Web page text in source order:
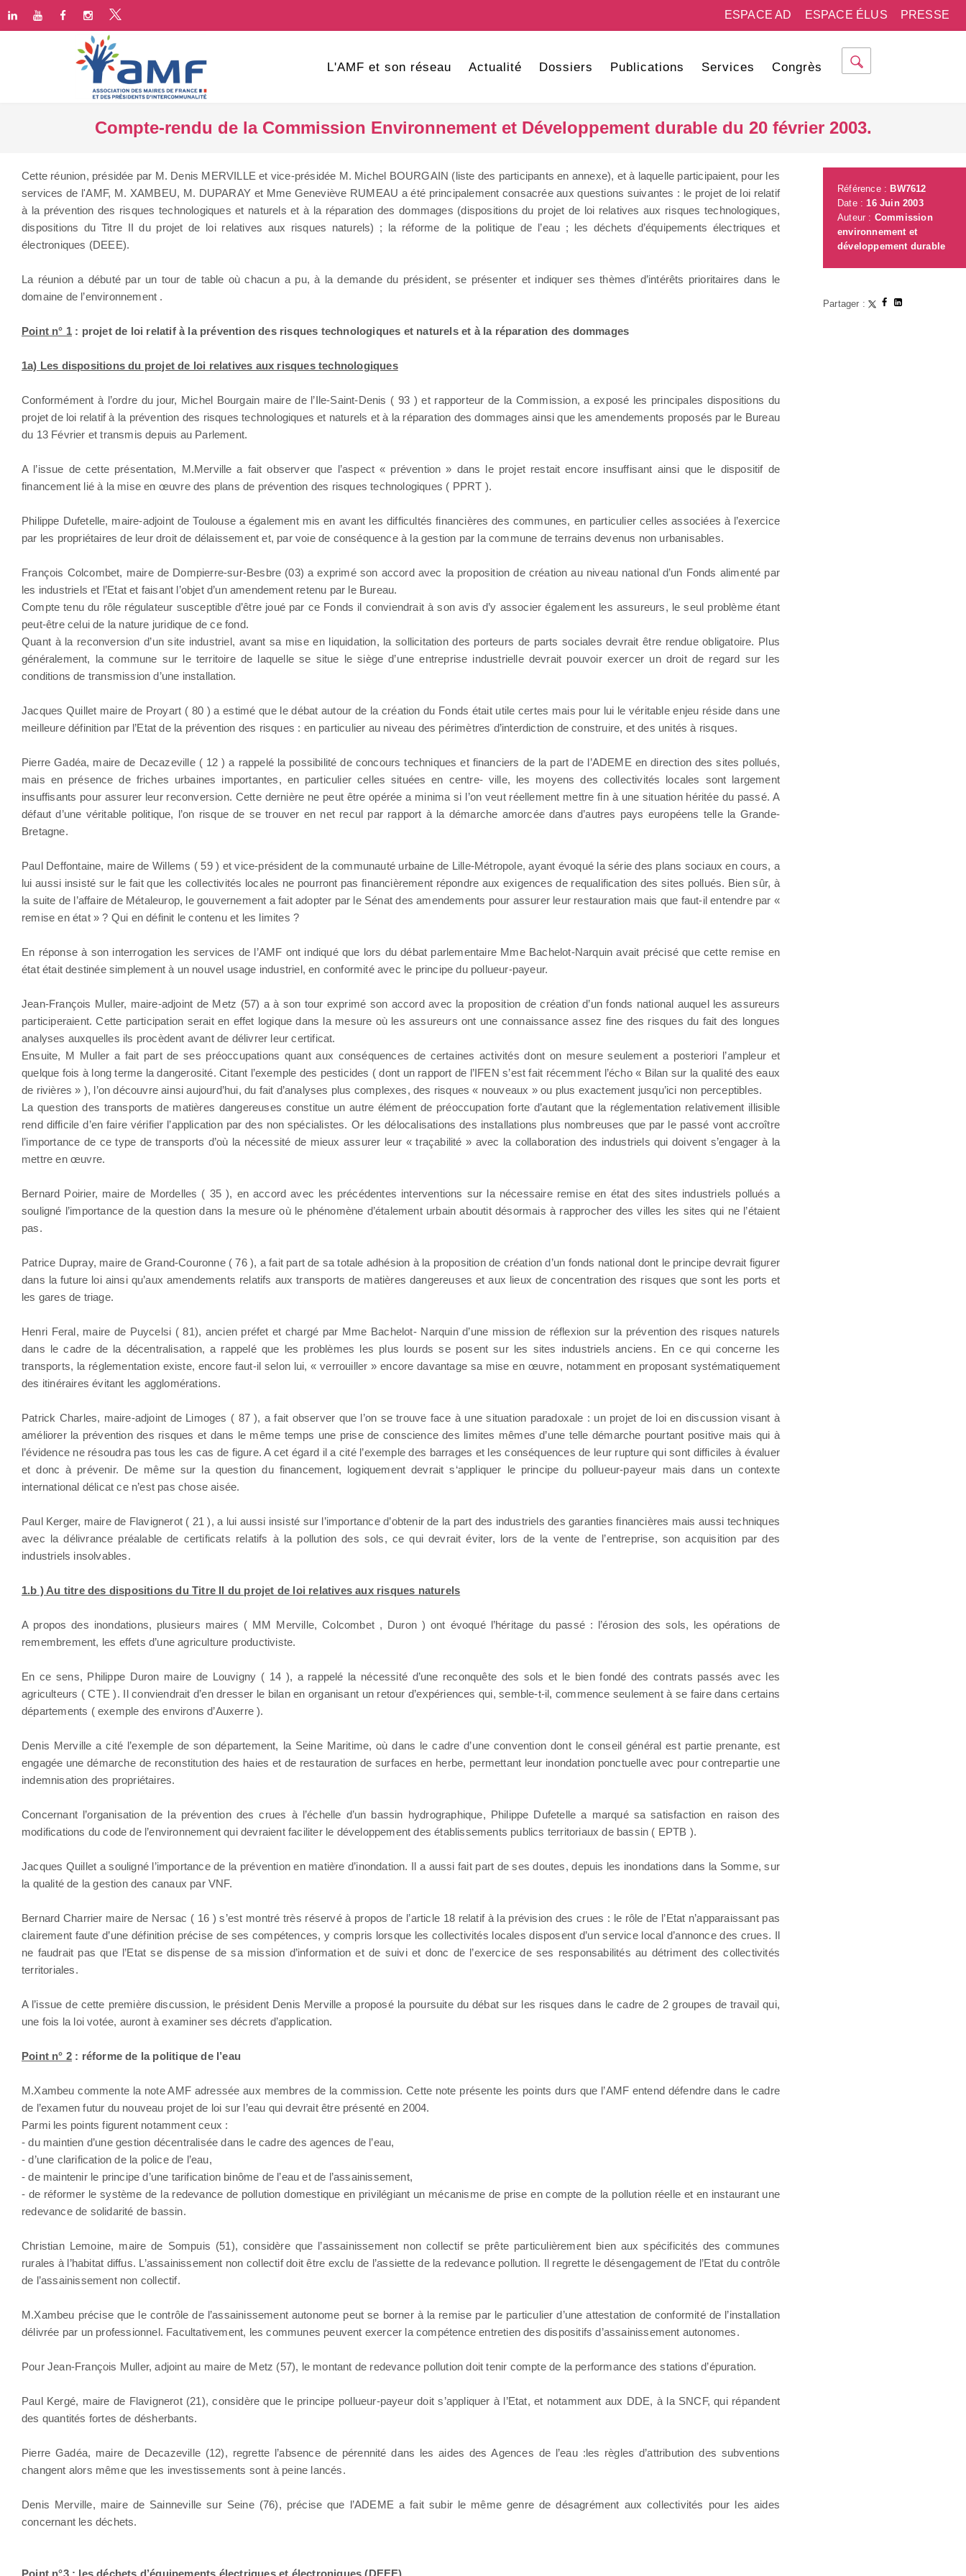
PRESSE
ESPACE ÉLUS
ESPACE AD
L'AMF et son réseau Actualité Dossiers Publications Services Congrès
Compte-rendu de la Commission Environnement et Développement durable du 20 février 2003.
Cette réunion, présidée par M. Denis MERVILLE et vice-présidée M. Michel BOURGAIN (liste des participants en annexe), et à laquelle participaient, pour les
services de l'AMF, M. XAMBEU, M. DUPARAY et Mme Geneviève RUMEAU a été principalement consacrée aux questions suivantes : le projet de loi relatif
à la prévention des risques technologiques et naturels et à la réparation des dommages (dispositions du projet de loi relatives aux risques technologiques,
dispositions du Titre II du projet de loi relatives aux risques naturels) ; la réforme de la politique de l’eau ; les déchets d’équipements électriques et
électroniques (DEEE).
La réunion a débuté par un tour de table où chacun a pu, à la demande du président, se présenter et indiquer ses thèmes d’intérêts prioritaires dans le
domaine de l’environnement .
Point n° 1 : projet de loi relatif à la prévention des risques technologiques et naturels et à la réparation des dommages
1a) Les dispositions du projet de loi relatives aux risques technologiques
Conformément à l’ordre du jour, Michel Bourgain maire de l’Ile-Saint-Denis ( 93 ) et rapporteur de la Commission, a exposé les principales dispositions du
projet de loi relatif à la prévention des risques technologiques et naturels et à la réparation des dommages ainsi que les amendements proposés par le Bureau
du 13 Février et transmis depuis au Parlement.
A l’issue de cette présentation, M.Merville a fait observer que l’aspect « prévention » dans le projet restait encore insuffisant ainsi que le dispositif de
financement lié à la mise en œuvre des plans de prévention des risques technologiques ( PPRT ).
Philippe Dufetelle, maire-adjoint de Toulouse a également mis en avant les difficultés financières des communes, en particulier celles associées à l’exercice
par les propriétaires de leur droit de délaissement et, par voie de conséquence à la gestion par la commune de terrains devenus non urbanisables.
François Colcombet, maire de Dompierre-sur-Besbre (03) a exprimé son accord avec la proposition de création au niveau national d’un Fonds alimenté par
les industriels et l’Etat et faisant l’objet d’un amendement retenu par le Bureau.
Compte tenu du rôle régulateur susceptible d’être joué par ce Fonds il conviendrait à son avis d’y associer également les assureurs, le seul problème étant
peut-être celui de la nature juridique de ce fond.
Quant à la reconversion d’un site industriel, avant sa mise en liquidation, la sollicitation des porteurs de parts sociales devrait être rendue obligatoire. Plus
généralement, la commune sur le territoire de laquelle se situe le siège d’une entreprise industrielle devrait pouvoir exercer un droit de regard sur les
conditions de transmission d’une installation.
Jacques Quillet maire de Proyart ( 80 ) a estimé que le débat autour de la création du Fonds était utile certes mais pour lui le véritable enjeu réside dans une
meilleure définition par l’Etat de la prévention des risques : en particulier au niveau des périmètres d’interdiction de construire, et des unités à risques.
Pierre Gadéa, maire de Decazeville ( 12 ) a rappelé la possibilité de concours techniques et financiers de la part de l’ADEME en direction des sites pollués,
mais en présence de friches urbaines importantes, en particulier celles situées en centre- ville, les moyens des collectivités locales sont largement
insuffisants pour assurer leur reconversion. Cette dernière ne peut être opérée a minima si l’on veut réellement mettre fin à une situation héritée du passé. A
défaut d’une véritable politique, l’on risque de se trouver en net recul par rapport à la démarche amorcée dans d’autres pays européens telle la Grande-
Bretagne.
Paul Deffontaine, maire de Willems ( 59 ) et vice-président de la communauté urbaine de Lille-Métropole, ayant évoqué la série des plans sociaux en cours, a
lui aussi insisté sur le fait que les collectivités locales ne pourront pas financièrement répondre aux exigences de requalification des sites pollués. Bien sûr, à
la suite de l’affaire de Métaleurop, le gouvernement a fait adopter par le Sénat des amendements pour assurer leur restauration mais que faut-il entendre par «
remise en état » ? Qui en définit le contenu et les limites ?
En réponse à son interrogation les services de l’AMF ont indiqué que lors du débat parlementaire Mme Bachelot-Narquin avait précisé que cette remise en
état était destinée simplement à un nouvel usage industriel, en conformité avec le principe du pollueur-payeur.
Jean-François Muller, maire-adjoint de Metz (57) a à son tour exprimé son accord avec la proposition de création d’un fonds national auquel les assureurs
participeraient. Cette participation serait en effet logique dans la mesure où les assureurs ont une connaissance assez fine des risques du fait des longues
analyses auxquelles ils procèdent avant de délivrer leur certificat.
Ensuite, M Muller a fait part de ses préoccupations quant aux conséquences de certaines activités dont on mesure seulement a posteriori l’ampleur et
quelque fois à long terme la dangerosité. Citant l’exemple des pesticides ( dont un rapport de l’IFEN s’est fait récemment l’écho « Bilan sur la qualité des eaux
de rivières » ), l’on découvre ainsi aujourd’hui, du fait d’analyses plus complexes, des risques « nouveaux » ou plus exactement jusqu’ici non perceptibles.
La question des transports de matières dangereuses constitue un autre élément de préoccupation forte d’autant que la réglementation relativement illisible
rend difficile d’en faire vérifier l’application par des non spécialistes. Or les délocalisations des installations plus nombreuses que par le passé vont accroître
l’importance de ce type de transports d’où la nécessité de mieux assurer leur « traçabilité » avec la collaboration des industriels qui doivent s’engager à la
mettre en œuvre.
Bernard Poirier, maire de Mordelles ( 35 ), en accord avec les précédentes interventions sur la nécessaire remise en état des sites industriels pollués a
souligné l’importance de la question dans la mesure où le phénomène d’étalement urbain aboutit désormais à rapprocher des villes les sites qui ne l’étaient
pas.
Patrice Dupray, maire de Grand-Couronne ( 76 ), a fait part de sa totale adhésion à la proposition de création d’un fonds national dont le principe devrait figurer
dans la future loi ainsi qu’aux amendements relatifs aux transports de matières dangereuses et aux lieux de concentration des risques que sont les ports et
les gares de triage.
Henri Feral, maire de Puycelsi ( 81), ancien préfet et chargé par Mme Bachelot- Narquin d’une mission de réflexion sur la prévention des risques naturels
dans le cadre de la décentralisation, a rappelé que les problèmes les plus lourds se posent sur les sites industriels anciens. En ce qui concerne les
transports, la réglementation existe, encore faut-il selon lui, « verrouiller » encore davantage sa mise en œuvre, notamment en proposant systématiquement
des itinéraires évitant les agglomérations.
Patrick Charles, maire-adjoint de Limoges ( 87 ), a fait observer que l’on se trouve face à une situation paradoxale : un projet de loi en discussion visant à
améliorer la prévention des risques et dans le même temps une prise de conscience des limites mêmes d’une telle démarche pourtant positive mais qui à
l’évidence ne résoudra pas tous les cas de figure. A cet égard il a cité l’exemple des barrages et les conséquences de leur rupture qui sont difficiles à évaluer
et donc à prévenir. De même sur la question du financement, logiquement devrait s‘appliquer le principe du pollueur-payeur mais dans un contexte
international délicat ce n’est pas chose aisée.
Paul Kerger, maire de Flavignerot ( 21 ), a lui aussi insisté sur l’importance d’obtenir de la part des industriels des garanties financières mais aussi techniques
avec la délivrance préalable de certificats relatifs à la pollution des sols, ce qui devrait éviter, lors de la vente de l’entreprise, son acquisition par des
industriels insolvables.
1.b ) Au titre des dispositions du Titre II du projet de loi relatives aux risques naturels
A propos des inondations, plusieurs maires ( MM Merville, Colcombet , Duron ) ont évoqué l’héritage du passé : l’érosion des sols, les opérations de
remembrement, les effets d’une agriculture productiviste.
En ce sens, Philippe Duron maire de Louvigny ( 14 ), a rappelé la nécessité d’une reconquête des sols et le bien fondé des contrats passés avec les
agriculteurs ( CTE ). Il conviendrait d’en dresser le bilan en organisant un retour d’expériences qui, semble-t-il, commence seulement à se faire dans certains
départements ( exemple des environs d’Auxerre ).
Denis Merville a cité l’exemple de son département, la Seine Maritime, où dans le cadre d’une convention dont le conseil général est partie prenante, est
engagée une démarche de reconstitution des haies et de restauration de surfaces en herbe, permettant leur inondation ponctuelle avec pour contrepartie une
indemnisation des propriétaires.
Concernant l’organisation de la prévention des crues à l’échelle d’un bassin hydrographique, Philippe Dufetelle a marqué sa satisfaction en raison des
modifications du code de l’environnement qui devraient faciliter le développement des établissements publics territoriaux de bassin ( EPTB ).
Jacques Quillet a souligné l’importance de la prévention en matière d’inondation. Il a aussi fait part de ses doutes, depuis les inondations dans la Somme, sur
la qualité de la gestion des canaux par VNF.
Bernard Charrier maire de Nersac ( 16 ) s’est montré très réservé à propos de l’article 18 relatif à la prévision des crues : le rôle de l’Etat n’apparaissant pas
clairement faute d’une définition précise de ses compétences, y compris lorsque les collectivités locales disposent d’un service local d’annonce des crues. Il
ne faudrait pas que l’Etat se dispense de sa mission d’information et de suivi et donc de l’exercice de ses responsabilités au détriment des collectivités
territoriales.
A l’issue de cette première discussion, le président Denis Merville a proposé la poursuite du débat sur les risques dans le cadre de 2 groupes de travail qui,
une fois la loi votée, auront à examiner ses décrets d’application.
Point n° 2 : réforme de la politique de l’eau
M.Xambeu commente la note AMF adressée aux membres de la commission. Cette note présente les points durs que l’AMF entend défendre dans le cadre
de l’examen futur du nouveau projet de loi sur l’eau qui devrait être présenté en 2004.
Parmi les points figurent notamment ceux :
- du maintien d’une gestion décentralisée dans le cadre des agences de l’eau,
- d’une clarification de la police de l’eau,
- de maintenir le principe d’une tarification binôme de l’eau et de l’assainissement,
- de réformer le système de la redevance de pollution domestique en privilégiant un mécanisme de prise en compte de la pollution réelle et en instaurant une
redevance de solidarité de bassin.
Christian Lemoine, maire de Sompuis (51), considère que l’assainissement non collectif se prête particulièrement bien aux spécificités des communes
rurales à l’habitat diffus. L’assainissement non collectif doit être exclu de l’assiette de la redevance pollution. Il regrette le désengagement de l’Etat du contrôle
de l’assainissement non collectif.
M.Xambeu précise que le contrôle de l’assainissement autonome peut se borner à la remise par le particulier d’une attestation de conformité de l’installation
délivrée par un professionnel. Facultativement, les communes peuvent exercer la compétence entretien des dispositifs d’assainissement autonomes.
Pour Jean-François Muller, adjoint au maire de Metz (57), le montant de redevance pollution doit tenir compte de la performance des stations d’épuration.
Paul Kergé, maire de Flavignerot (21), considère que le principe pollueur-payeur doit s’appliquer à l’Etat, et notamment aux DDE, à la SNCF, qui répandent
des quantités fortes de désherbants.
Pierre Gadéa, maire de Decazeville (12), regrette l’absence de pérennité dans les aides des Agences de l’eau :les règles d’attribution des subventions
changent alors même que les investissements sont à peine lancés.
Denis Merville, maire de Sainneville sur Seine (76), précise que l’ADEME a fait subir le même genre de désagrément aux collectivités pour les aides
concernant les déchets.
Point n°3: les déchets d’équipements électriques et électroniques (DEEE)
Référence : BW7612
Date :16 Juin 2003
Auteur : Commission
environnement et
développement durable
Partager :